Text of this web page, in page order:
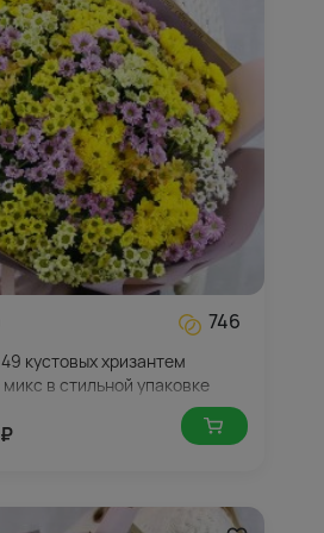
746
кустовых хризантем
в стильной упаковке
₽